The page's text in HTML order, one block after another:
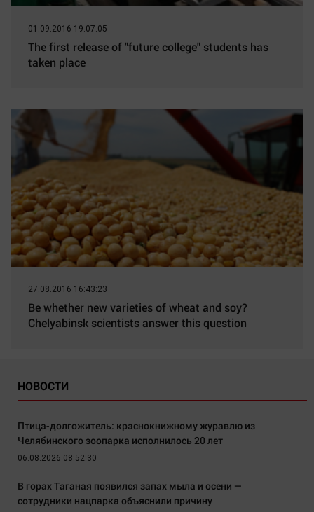
01.09.2016 19:07:05
The first release of "future college" students has
taken place
27.08.2016 16:43:23
Be whether new varieties of wheat and soy?
Chelyabinsk scientists answer this question
НОВОСТИ
Птица-долгожитель: краснокнижному журавлю из
Челябинского зоопарка исполнилось 20 лет
06.08.2026 08:52:30
В горах Таганая появился запах мыла и осени —
сотрудники нацпарка объяснили причину